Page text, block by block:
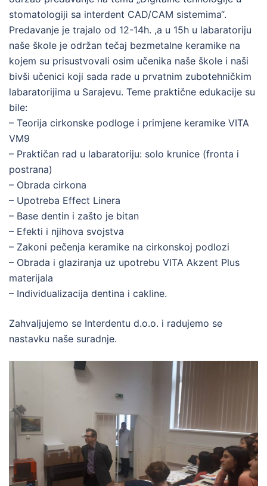
stomatologiji sa interdent CAD/CAM sistemima“.
Predavanje je trajalo od 12-14h. ,a u 15h u labaratoriju
naše škole je održan tečaj bezmetalne keramike na
kojem su prisustvovali osim učenika naše škole i naši
bivši učenici koji sada rade u prvatnim zubotehničkim
labaratorijima u Sarajevu. Teme praktične edukacije su
bile:
– Teorija cirkonske podloge i primjene keramike VITA
VM9
– Praktičan rad u labaratoriju: solo krunice (fronta i
postrana)
– Obrada cirkona
– Upotreba Effect Linera
– Base dentin i zašto je bitan
– Efekti i njihova svojstva
– Zakoni pečenja keramike na cirkonskoj podlozi
– Obrada i glaziranja uz upotrebu VITA Akzent Plus
materijala
– Individualizacija dentina i cakline.
Zahvaljujemo se Interdentu d.o.o. i radujemo se
nastavku naše suradnje.